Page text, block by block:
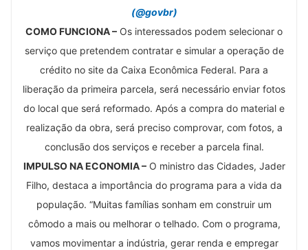
(@govbr)
COMO FUNCIONA – Os interessados podem selecionar o
serviço que pretendem contratar e simular a operação de
crédito no site da Caixa Econômica Federal. Para a
liberação da primeira parcela, será necessário enviar fotos
do local que será reformado. Após a compra do material e
realização da obra, será preciso comprovar, com fotos, a
conclusão dos serviços e receber a parcela final.
IMPULSO NA ECONOMIA –O ministro das Cidades, Jader
Filho, destaca a importância do programa para a vida da
população. “Muitas famílias sonham em construir um
cômodo a mais ou melhorar o telhado. Com o programa,
vamos movimentar a indústria, gerar renda e empregar